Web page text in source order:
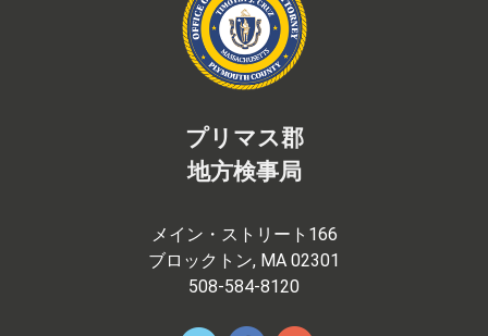
プリマス郡
地方検事局
メイン・ストリート166
ブロックトン, MA 02301
508-584-8120